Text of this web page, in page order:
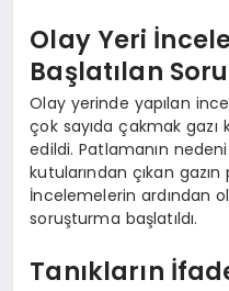
Olay Yeri
Başlatılan
Olay yerinde yapılan
çok sayıda çakmak
edildi. Patlamanın
kutularından çıkan
İncelemelerin ardından
soruşturma başlatıldı.
Tanıkların